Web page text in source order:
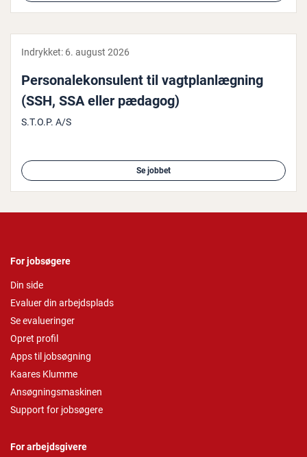
Indrykket: 6. august 2026
Per­so­na­le­kon­su­lent til vagt­plan­læg­ning
(SSH, SSA eller pædagog)
S.T.O.P. A/S
Se jobbet
For jobsøgere
Din side
Evaluer din arbejdsplads
Se evalueringer
Opret profil
Apps til jobsøgning
Kaares Klumme
Ansøgningsmaskinen
Support for jobsøgere
For arbejdsgivere